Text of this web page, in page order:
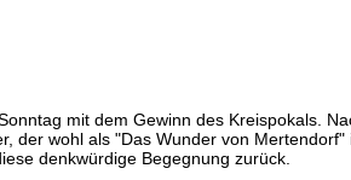
mit dem Gewinn des Kreispokals.
wohl als "Das Wunder von
denkwürdige Begegnung zurück.